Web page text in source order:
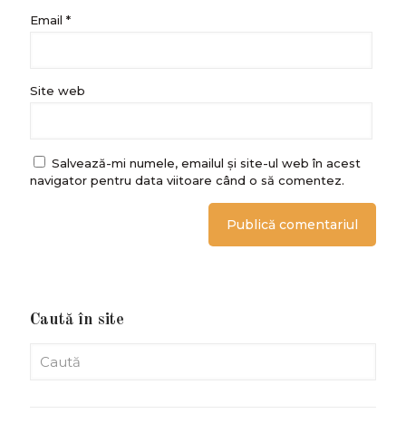
Email *
Site web
Salvează-mi numele, emailul și site-ul web în acest
navigator pentru data viitoare când o să comentez.
Caută în site